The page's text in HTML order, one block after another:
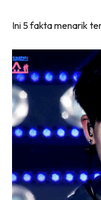
Ini 5 fakta menarik